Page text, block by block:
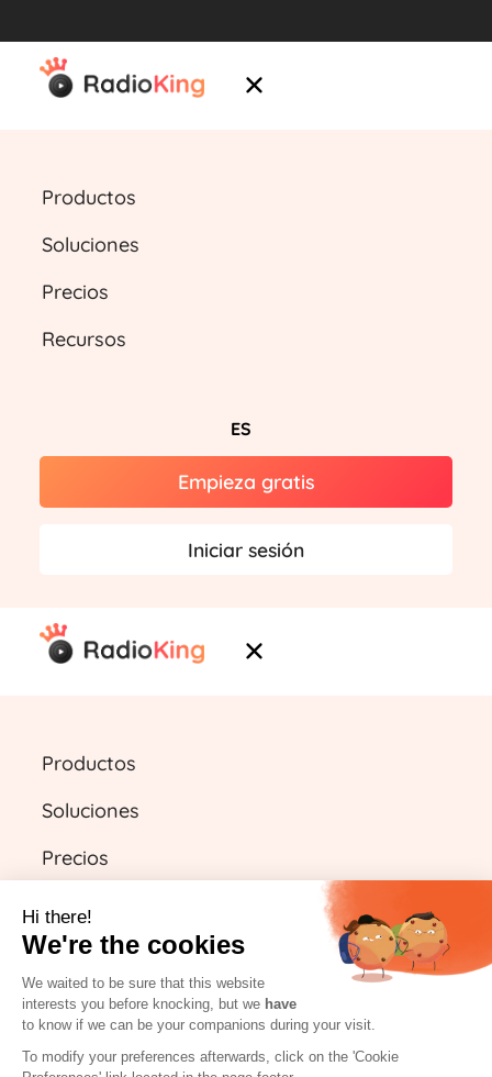
Productos
Soluciones
Precios
Recursos
ES
Empieza gratis
Iniciar sesión
Productos
Soluciones
Precios
Recursos
ES
Empieza gratis
Hi there!
We're the cookies
We waited to be sure that this website
interests you before knocking, but we have
to know if we can be your companions during your visit.
To modify your preferences afterwards, click on the 'Cookie